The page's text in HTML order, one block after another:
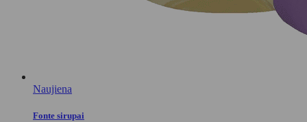
Naujiena
Fonte sirupai